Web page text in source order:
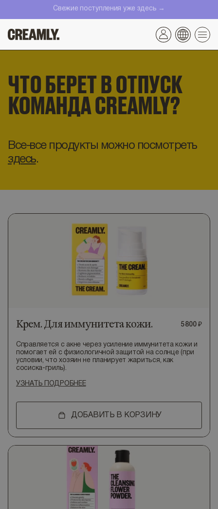
Перейти
к
контенту
Свежие поступления уже здесь →
ЧТО БЕРЕТ В ОТПУСК
КОМАНДА CREAMLY?
Все-все продукты можно посмотреть
здесь.
Крем. Для иммунитета кожи. 5800₽
Справляется с акне через усиление иммунитета кожи и
помогает ей с физиологичной защитой на солнце (при
условии, что хозяин не планирует жариться, как
сосиска-гриль).
УЗНАТЬ ПОДРОБНЕЕ
ДОБАВИТЬ В КОРЗИНУ